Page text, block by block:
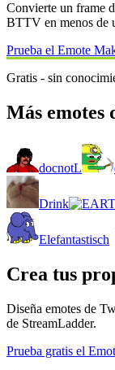
Convierte un frame
BTTV en menos de
Prueba el Emote
Gratis - sin
Más emotes
docnotL
Drink
Elefantastisch
Crea tus
Diseña emotes de
de StreamLadder.
Prueba gratis el